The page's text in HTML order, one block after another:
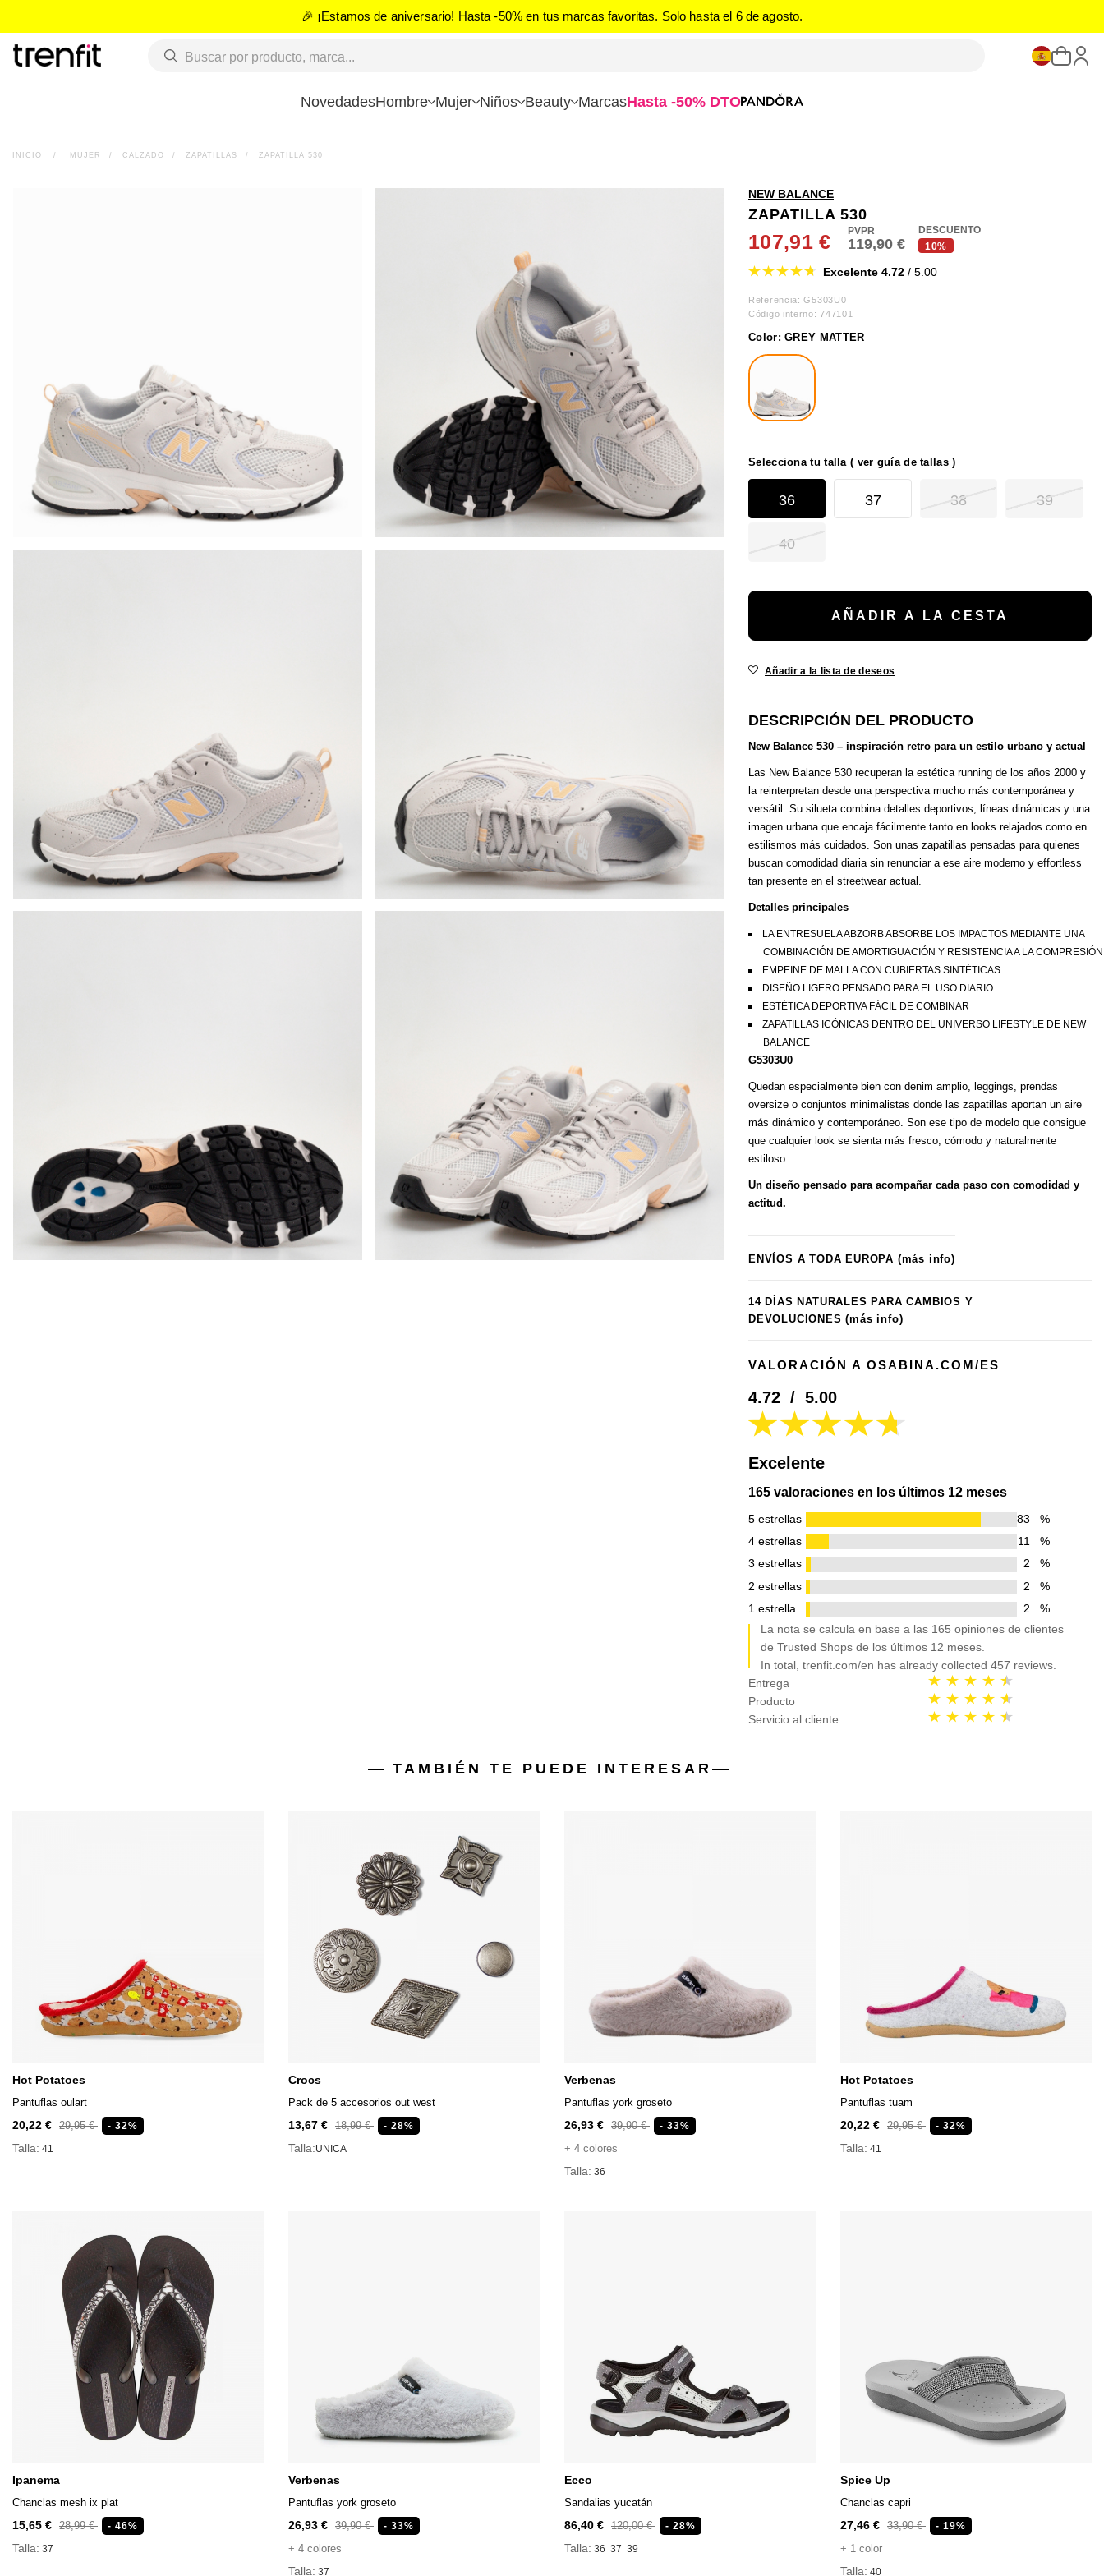
🎉 ¡Estamos de aniversario! Hasta -50% en tus marcas favoritas. Solo hasta el 6 de agosto.
NovedadesHombre Mujer Niños Beauty MarcasHasta -50% DTO
INICIO > MUJER > CALZADO > ZAPATILLAS > ZAPATILLA 530
NEW BALANCE
ZAPATILLA 530
107,91 € 119,90 €
DESCUENTO
10%
Excelente 4.72 / 5.00
Referencia: G5303U0
Código interno:747101
Color: GREY MATTER
Selecciona tu talla ( ver guía de tallas)
36 37 38 39
40
AÑADIR A LA CESTA
Añadir a la lista de deseos
DESCRIPCIÓN DEL PRODUCTO
New Balance 530 – inspiración retro para un estilo urbano y actual
Las New Balance 530 recuperan la estética running de los años 2000 y
la reinterpretan desde una perspectiva mucho más contemporánea y
versátil. Su silueta combina detalles deportivos, líneas dinámicas y una
imagen urbana que encaja fácilmente tanto en looks relajados como en
estilismos más cuidados. Son unas zapatillas pensadas para quienes
buscan comodidad diaria sin renunciar a ese aire moderno y effortless
tan presente en el streetwear actual.
Detalles principales
LA ENTRESUELA ABZORB ABSORBE LOS IMPACTOS MEDIANTE UNA
COMBINACIÓN DE AMORTIGUACIÓN Y RESISTENCIA A LA COMPRESIÓN
EMPEINE DE MALLA CON CUBIERTAS SINTÉTICAS
DISEÑO LIGERO PENSADO PARA EL USO DIARIO
ESTÉTICA DEPORTIVA FÁCIL DE COMBINAR
ZAPATILLAS ICÓNICAS DENTRO DEL UNIVERSO LIFESTYLE DE NEW
BALANCE
G5303U0
Quedan especialmente bien con denim amplio, leggings, prendas
oversize o conjuntos minimalistas donde las zapatillas aportan un aire
más dinámico y contemporáneo. Son ese tipo de modelo que consigue
que cualquier look se sienta más fresco, cómodo y naturalmente
estiloso.
Un diseño pensado para acompañar cada paso con comodidad y
actitud.
ENVÍOS A TODA EUROPA (más info)
14 DÍAS NATURALES PARA CAMBIOS Y
DEVOLUCIONES(más info)
VALORACIÓN A OSABINA.COM/ES
4.72 / 5.00
Excelente
165 valoraciones en los últimos 12 meses
5 estrellas 83
%
4 estrellas
11
%
3 estrellas
2
%
2 estrellas
2
%
1 estrella
2
%
La nota se calcula en base a las 165 opiniones de clientes
de Trusted Shops de los últimos 12 meses.
In total, trenfit.com/en has already collected 457 reviews.
Entrega
Producto
Servicio al cliente
TAMBIÉN TE PUEDE INTERESAR
Hot Potatoes
Pantuflas oulart
20,22 € 29,95 € - 32%
Talla: 41
Crocs
Pack de 5 accesorios out west
13,67 € 18,99 € - 28%
Talla:UNICA
Verbenas
Pantuflas york groseto
26,93 € 39,90 € - 33%
+ 4 colores
Talla: 36
Hot Potatoes
Pantuflas tuam
20,22 € 29,95 € - 32%
Talla: 41
Ipanema
Chanclas mesh ix plat
15,65 € 28,99 € - 46%
Talla: 37
Verbenas
Pantuflas york groseto
26,93 € 39,90 € - 33%
+ 4 colores
Talla: 37
Ecco
Sandalias yucatán
86,40 € 120,00 € - 28%
Talla: 36 37 39
Spice Up
Chanclas capri
27,46 € 33,90 € - 19%
+ 1 color
Talla: 40